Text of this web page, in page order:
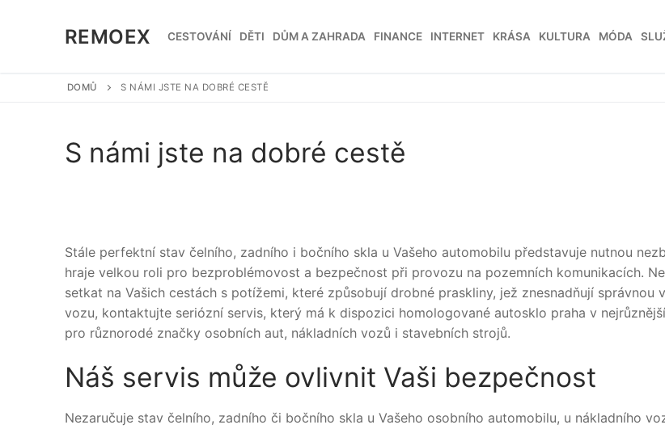
REMOEX CESTOVÁNÍ DĚTI DŮM A ZAHRADA FINANCE INTERNET KRÁSA KULTURA MÓDA
DOMŮ S NÁMI JSTE NA DOBRÉ CESTĚ
S námi jste na dobré cestě
Stále perfektní stav čelního, zadního i bočního skla u Vašeho automobilu představuje nutnou
hraje velkou roli pro bezproblémovost a bezpečnost při provozu na pozemních komunikacích.
setkat na Vašich cestách s potížemi, které způsobují drobné praskliny, jež znesnadňují správnou
vozu, kontaktujte seriózní servis, který má k dispozici homologované autosklo praha v
pro různorodé značky osobních aut, nákladních vozů i stavebních strojů.
Náš servis může ovlivnit Vaši bezpečnost
Nezaručuje stav čelního, zadního či bočního skla u Vašeho osobního automobilu, u nákladního